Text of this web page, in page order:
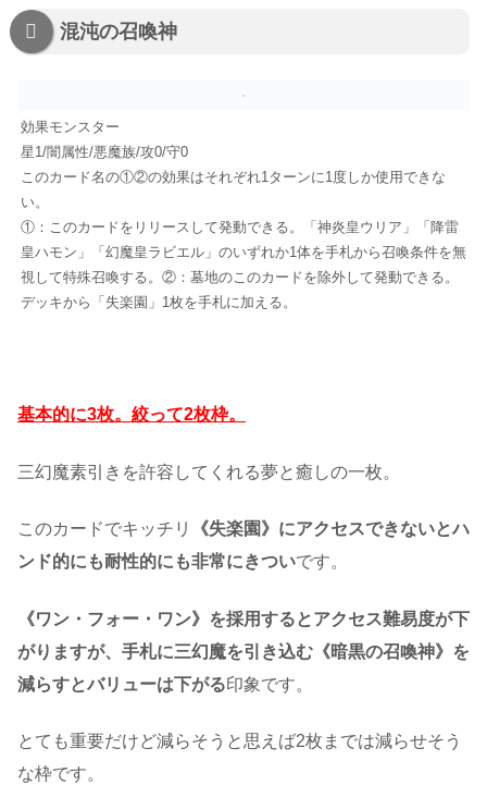
混沌の召喚神
効果モンスター
星1/闇属性/悪魔族/攻0/守0
このカード名の①②の効果はそれぞれ1ターンに1度しか使用できな
い。
①：このカードをリリースして発動できる。「神炎皇ウリア」「降雷
皇ハモン」「幻魔皇ラビエル」のいずれか1体を手札から召喚条件を無
視して特殊召喚する。②：墓地のこのカードを除外して発動できる。
デッキから「失楽園」1枚を手札に加える。
基本的に3枚。絞って2枚枠。
三幻魔素引きを許容してくれる夢と癒しの一枚。
このカードでキッチリ
《失楽園》にアクセスできないとハ
ンド的にも耐性的にも非常にきついです。
《ワン・フォー・ワン》を採用するとアクセス難易度が下
がりますが、手札に三幻魔を引き込む《暗黒の召喚神》を
減らすとバリューは下がる印象です。
とても重要だけど減らそうと思えば2枚までは減らせそう
な枠です。